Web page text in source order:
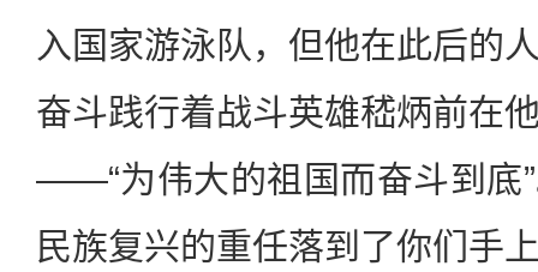
入国家游泳队，但他在此后的
奋斗践行着战斗英雄嵇炳前在
——“为伟大的祖国而奋斗到底
民族复兴的重任落到了你们手